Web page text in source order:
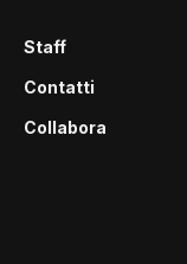
Staff
Contatti
Collabora